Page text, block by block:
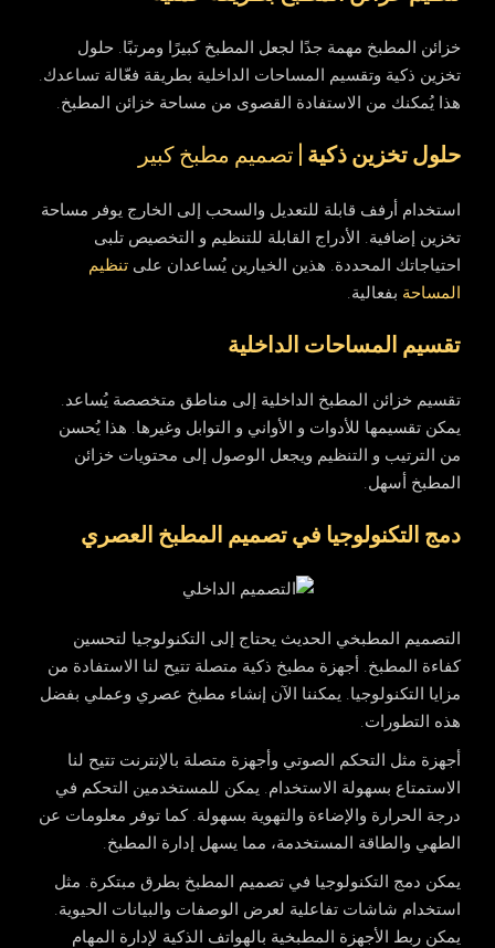
خزائن المطبخ مهمة جدًا لجعل المطبخ كبيرًا ومرتبًا. حلول
تخزين ذكية وتقسيم المساحات الداخلية بطريقة فعّالة تساعدك.
هذا يُمكنك من الاستفادة القصوى من مساحة خزائن المطبخ.
حلول تخزين ذكية | تصميم مطبخ كبير
استخدام أرفف قابلة للتعديل والسحب إلى الخارج يوفر مساحة
تخزين إضافية. الأدراج القابلة للتنظيم و التخصيص تلبى
احتياجاتك المحددة. هذين الخيارين يُساعدان على تنظيم
المساحة بفعالية.
تقسيم المساحات الداخلية
تقسيم خزائن المطبخ الداخلية إلى مناطق متخصصة يُساعد.
يمكن تقسيمها للأدوات و الأواني و التوابل وغيرها. هذا يُحسن
من الترتيب و التنظيم ويجعل الوصول إلى محتويات خزائن
المطبخ أسهل.
دمج التكنولوجيا في تصميم المطبخ العصري
التصميم المطبخي الحديث يحتاج إلى التكنولوجيا لتحسين
كفاءة المطبخ. أجهزة مطبخ ذكية متصلة تتيح لنا الاستفادة من
مزايا التكنولوجيا. يمكننا الآن إنشاء مطبخ عصري وعملي بفضل
هذه التطورات.
أجهزة مثل التحكم الصوتي وأجهزة متصلة بالإنترنت تتيح لنا
الاستمتاع بسهولة الاستخدام. يمكن للمستخدمين التحكم في
درجة الحرارة والإضاءة والتهوية بسهولة. كما توفر معلومات عن
الطهي والطاقة المستخدمة، مما يسهل إدارة المطبخ.
يمكن دمج التكنولوجيا في تصميم المطبخ بطرق مبتكرة. مثل
استخدام شاشات تفاعلية لعرض الوصفات والبيانات الحيوية.
يمكن ربط الأجهزة المطبخية بالهواتف الذكية لإدارة المهام